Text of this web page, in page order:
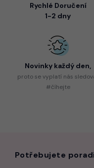
Rychlé Doručení
1-2 dny
Novinky každý den,
protose vyplatí nás
#číhejte
Potřebujete